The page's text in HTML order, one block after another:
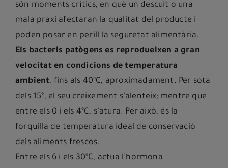
són moments crítics, en què un descuit o una
mala praxi afectaran la qualitat del producte i
poden posar en perill la seguretat alimentària.
Els bacteris patògens es reprodueixen a gran
velocitat en condicions de temperatura
ambient, fins als 40ºC, aproximadament. Per sota
dels 15º, el seu creixement s’alenteix; mentre que
entre els 0 i els 4ºC, s’atura. Per això, és la
forquilla de temperatura ideal de conservació
dels aliments frescos.
Entre els 6 i els 30ºC, actua l’hormona